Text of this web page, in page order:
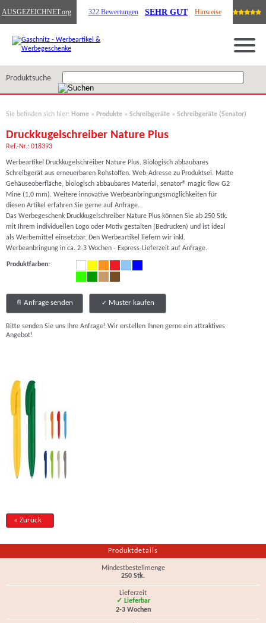
AUSGEZEICHNET.org 322 Bewertungen SEHR GUT Hinweise
Produktsuche
Sie befinden sich hier: Home » Produkte » Schreibgeräte » Schreibgeräte (Senator)
Druckkugelschreiber Nature Plus
Ref.-Nr.: 018393
Werbeartikel Druckkugelschreiber Nature Plus. Biologisch abbaubares
Schreibgerät aus erneuerbaren Rohstoffen. Web-Adresse zu Produktsei. Matte
Gehäuseoberfläche, biologisch abbaubares Material, senator® magic flow G2
Mine (1,0 mm). Weitere innovative Werbeanbringungsmöglichkeiten für
diesen Artikel erfahren Sie gerne auf Anfrage.
Das Werbegeschenk Druckkugelschreiber Nature Plus können Sie ab 250 Stk.
mit Ihrem individuellen Logo oder Motiv gestalten (Bedrucken) und ist ideal
als Werbemittel einsetzbar. Den Werbeartikel liefern wir inkl.
Werbeanbringung in ca. 2-3 Wochen - Express-Lieferzeit auf Anfrage.
Produktfarben:
Anfrage senden Muster kaufen
Bitte senden Sie uns Ihre Anfrage! Wir erstellen Ihnen gerne ein attraktives
Angebot!
« Zurück
Produktdetails
Mindestbestellmenge
250 Stk.
Lieferzeit
✓ Lieferbar
2-3 Wochen